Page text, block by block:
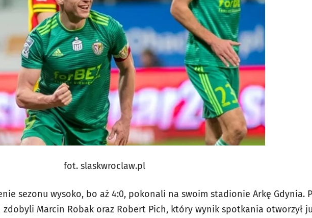
fot. slaskwroclaw.pl
sezonu wysoko, bo aż 4:0, pokonali na swoim stadionie Arkę Gdynia.
Marcin Robak oraz Robert Pich, który wynik spotkania otworzył